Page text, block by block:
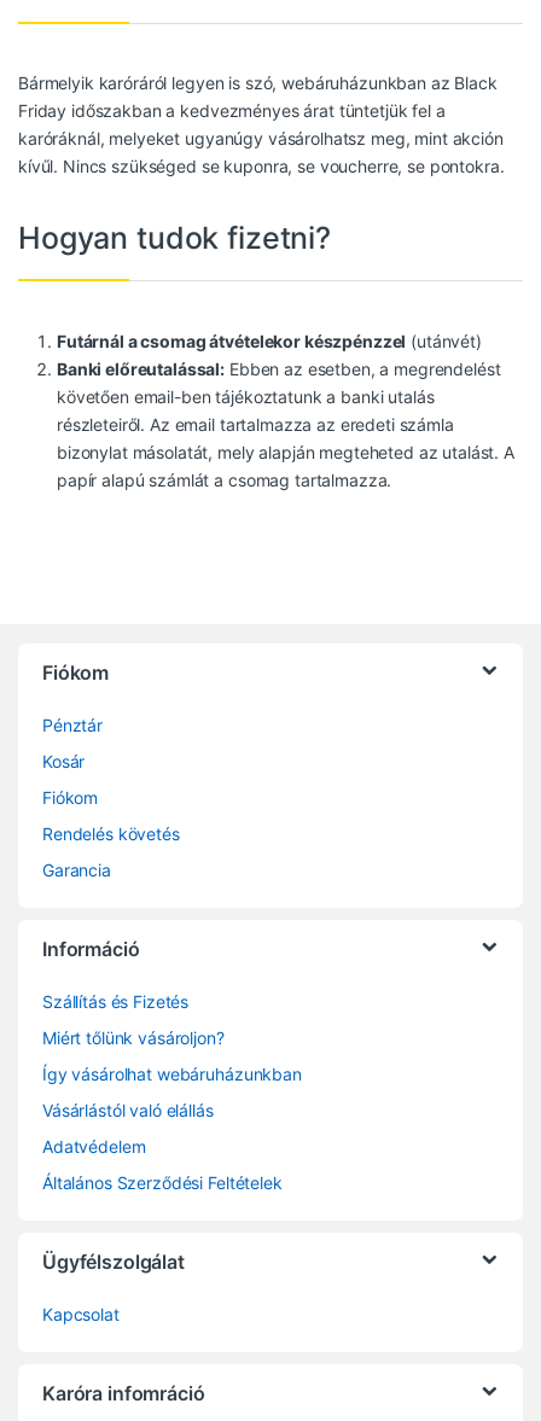
Bármelyik karóráról legyen is szó, webáruházunkban az Black
Friday időszakban a kedvezményes árat tüntetjük fel a
karóráknál, melyeket ugyanúgy vásárolhatsz meg, mint akción
kívűl. Nincs szükséged se kuponra, se voucherre, se pontokra.
Hogyan tudok fizetni?
Futárnál a csomag átvételekor készpénzzel (utánvét)
Banki előreutalással: Ebben az esetben, a megrendelést
követően email-ben tájékoztatunk a banki utalás
részleteiről. Az email tartalmazza az eredeti számla
bizonylat másolatát, mely alapján megteheted az utalást. A
papír alapú számlát a csomag tartalmazza.
Fiókom
Pénztár
Kosár
Fiókom
Rendelés követés
Garancia
Információ
Szállítás és Fizetés
Miért tőlünk vásároljon?
Így vásárolhat webáruházunkban
Vásárlástól való elállás
Adatvédelem
Általános Szerződési Feltételek
Ügyfélszolgálat
Kapcsolat
Karóra infomráció